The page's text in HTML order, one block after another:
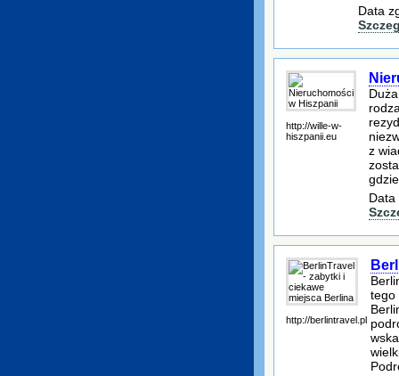
Data
http://wille-w-
hiszpanii.eu
z
Data
http://berlintravel.pl
tego